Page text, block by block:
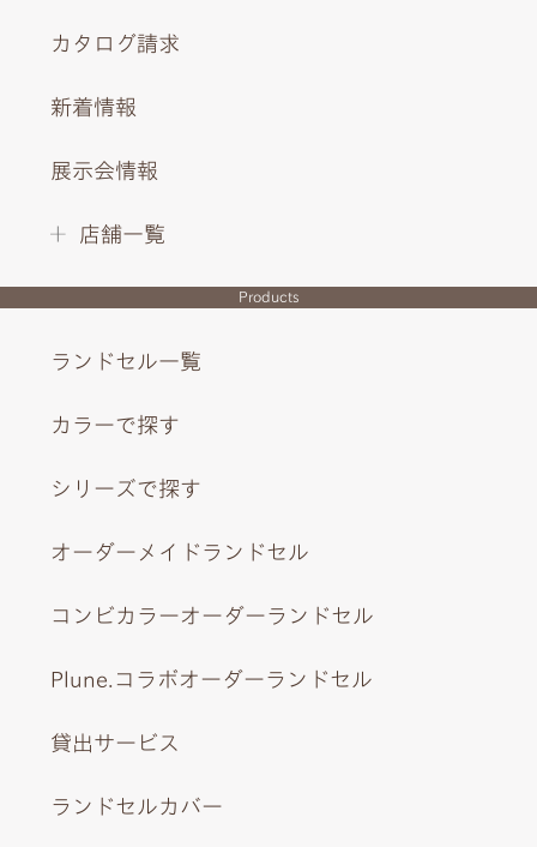
カタログ請求
新着情報
展示会情報
店舗一覧
Products
ランドセル一覧
カラーで探す
シリーズで探す
オーダーメイドランドセル
コンビカラーオーダーランドセル
Plune.コラボオーダーランドセル
貸出サービス
ランドセルカバー